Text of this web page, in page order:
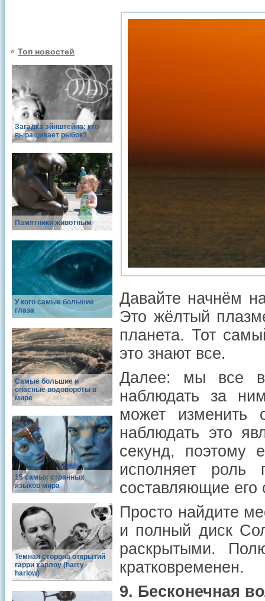
Топ новостей
Загадка эйнштейна: кто
выращивает рыбок?
Памятники животным
У кого самые большие
глаза
Самые большие и
опасные водовороты в
мире
15 самых странных
языков мира
Темная сторона открытий
гарри харлоу (harry
harlow)
Давайте начнём
Это жёлтый
планета. Тот
это знают все.
Далее: мы все
наблюдать за
может изменить
наблюдать это
секунд, поэтому
исполняет роль
составляющие его
Просто найдите
и полный диск
раскрытыми.
кратковременен.
9. Бесконечная